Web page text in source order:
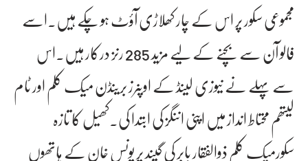
مجموعی سکور پر اس کے چار کھلاڑی آؤٹ ہو چکے ہیں۔اسے
فالو آن سے بچنے کے لیے مزید 285 رنز درکار ہیں۔اس
سے پہلے نے نیوزی لینڈ کے اوپنرز برینڈن میک کلم اور ٹام
لیتھم محتاط انداز میں اپنی اننگز کی ابتدا کی۔کھیل کا تازہ
سکورمیک کلم ذوالفقار بابر کی گیند پر یونس خان کے ہاتھوں